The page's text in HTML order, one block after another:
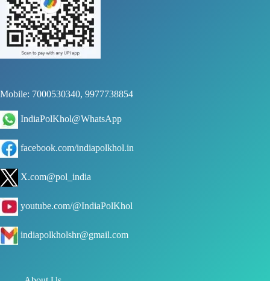
Mobile: 7000530340, 9977738854
IndiaPolKhol@WhatsApp
facebook.com/indiapolkhol.in
X.com@pol_india
youtube.com/@IndiaPolKhol
indiapolkholshr@gmail.com